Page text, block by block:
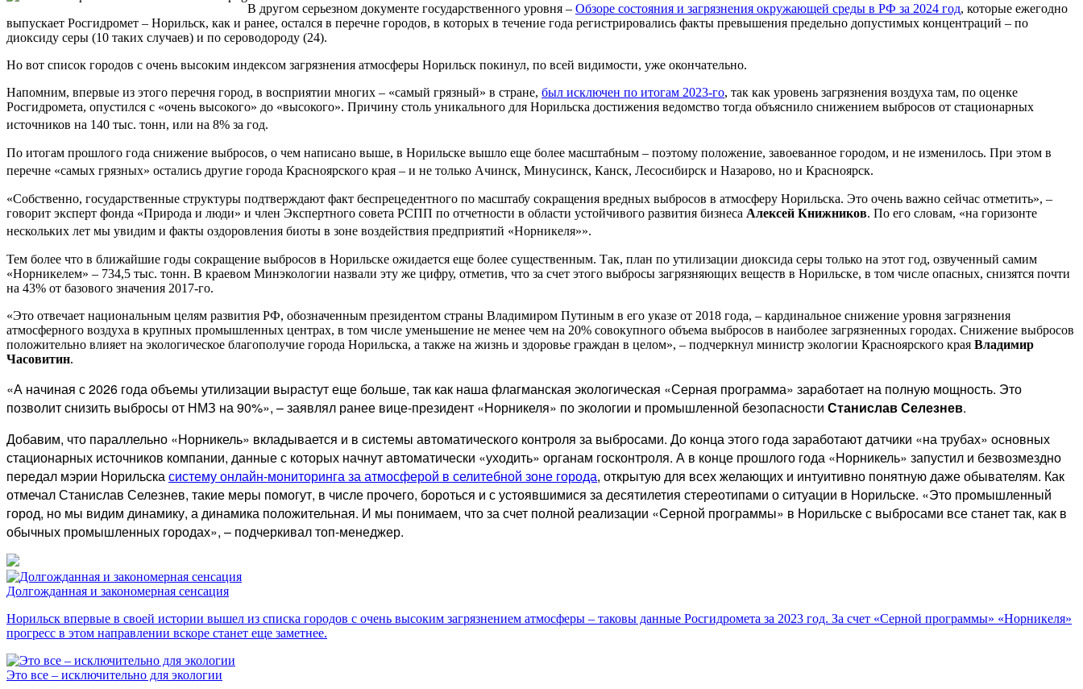
В другом серьезном документе государственного уровня – Обзоре состояния и загрязнения окружающей среды в РФ за 2024 год, которые ежегодно
выпускает Росгидромет – Норильск, как и ранее, остался в перечне городов, в которых в течение года регистрировались факты превышения предельно допустимых концентраций – по
диоксиду серы (10 таких случаев) и по сероводороду (24).
Но вот список городов с очень высоким индексом загрязнения атмосферы Норильск покинул, по всей видимости, уже окончательно.
Напомним, впервые из этого перечня город, в восприятии многих – «самый грязный» в стране, был исключен по итогам 2023-го, так как уровень загрязнения воздуха там, по оценке
Росгидромета, опустился с «очень высокого» до «высокого». Причину столь уникального для Норильска достижения ведомство тогда объяснило снижением выбросов от стационарных
источников на 140 тыс. тонн, или на 8% за год.
По итогам прошлого года снижение выбросов, о чем написано выше, в Норильске вышло еще более масштабным – поэтому положение, завоеванное городом, и не изменилось. При этом в
перечне «самых грязных» остались другие города Красноярского края – и не только Ачинск, Минусинск, Канск, Лесосибирск и Назарово, но и Красноярск.
«Собственно, государственные структуры подтверждают факт беспрецедентного по масштабу сокращения вредных выбросов в атмосферу Норильска. Это очень важно сейчас отметить», –
говорит эксперт фонда «Природа и люди» и член Экспертного совета РСПП по отчетности в области устойчивого развития бизнеса Алексей Книжников. По его словам, «на горизонте
нескольких лет мы увидим и факты оздоровления биоты в зоне воздействия предприятий «Норникеля»».
Тем более что в ближайшие годы сокращение выбросов в Норильске ожидается еще более существенным. Так, план по утилизации диоксида серы только на этот год, озвученный самим
«Норникелем» – 734,5 тыс. тонн. В краевом Минэкологии назвали эту же цифру, отметив, что за счет этого выбросы загрязняющих веществ в Норильске, в том числе опасных, снизятся почти
на 43% от базового значения 2017-го.
«Это отвечает национальным целям развития РФ, обозначенным президентом страны Владимиром Путиным в его указе от 2018 года, – кардинальное снижение уровня загрязнения
атмосферного воздуха в крупных промышленных центрах, в том числе уменьшение не менее чем на 20% совокупного объема выбросов в наиболее загрязненных городах. Снижение выбросов
положительно влияет на экологическое благополучие города Норильска, а также на жизнь и здоровье граждан в целом», – подчеркнул министр экологии Красноярского края Владимир
Часовитин.
«А начиная с 2026 года объемы утилизации вырастут еще больше, так как наша флагманская экологическая «Серная программа» заработает на полную мощность. Это
позволит снизить выбросы от НМЗ на 90%», – заявлял ранее вице-президент «Норникеля» по экологии и промышленной безопасности Станислав Селезнев.
Добавим, что параллельно «Норникель» вкладывается и в системы автоматического контроля за выбросами. До конца этого года заработают датчики «на трубах» основных
стационарных источников компании, данные с которых начнут автоматически «уходить» органам госконтроля. А в конце прошлого года «Норникель» запустил и безвозмездно
передал мэрии Норильскасистему онлайн-мониторинга за атмосферой в селитебной зоне города, открытую для всех желающих и интуитивно понятную даже обывателям. Как
отмечал Станислав Селезнев, такие меры помогут, в числе прочего, бороться и с устоявшимися за десятилетия стереотипами о ситуации в Норильске. «Это промышленный
город, но мы видим динамику, а динамика положительная. И мы понимаем, что за счет полной реализации «Серной программы» в Норильске с выбросами все станет так, как в
обычных промышленных городах», – подчеркивал топ-менеджер.
Долгожданная и закономерная сенсация
Норильск впервые в своей истории вышел из списка городов с очень высоким загрязнением атмосферы – таковы данные Росгидромета за 2023 год. За счет «Серной программы» «Норникеля»
прогресс в этом направлении вскоре станет еще заметнее.
Это все – исключительно для экологии